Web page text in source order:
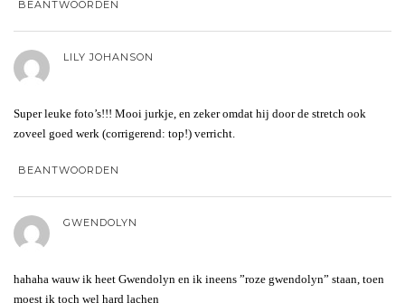
BEANTWOORDEN
LILY JOHANSON
Super leuke foto’s!!! Mooi jurkje, en zeker omdat hij door de stretch ook
zoveel goed werk (corrigerend: top!) verricht.
BEANTWOORDEN
GWENDOLYN
hahaha wauw ik heet Gwendolyn en ik ineens ”roze gwendolyn” staan, toen
moest ik toch wel hard lachen